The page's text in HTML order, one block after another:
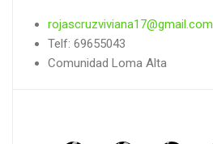
rojascruzviviana17@gmail.com
Telf: 69655043
Comunidad Loma Alta